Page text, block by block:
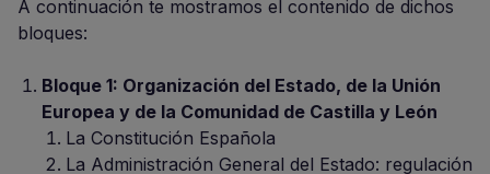
A continuación te mostramos el contenido de dichos
bloques:
Bloque 1: Organización del Estado, de la Unión
Europea y de la Comunidad de Castilla y León
La Constitución Española
La Administración General del Estado: regulación